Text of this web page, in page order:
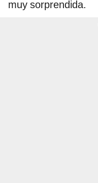
muy sorprendida.